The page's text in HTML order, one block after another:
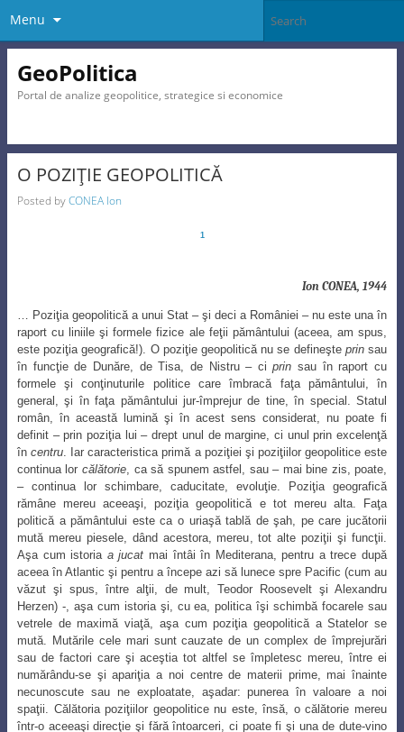
Menu
GeoPolitica
Portal de analize geopolitice, strategice si economice
O POZIŢIE GEOPOLITICĂ
Posted byCONEA Ion
1
Ion CONEA, 1944
… Poziţia geopolitică a unui Stat – şi deci a României – nu este una în
raport cu liniile şi formele fizice ale feţii pământului (aceea, am spus,
este poziţia geografică!). O poziţie geopolitică nu se defineşte prinsau
în funcţie de Dunăre, de Tisa, de Nistru – ciprin sau în raport cu
formele şi conţinuturile politice care îmbracă faţa pământului, în
general, şi în faţa pământului jur-împrejur de tine, în special. Statul
român, în această lumină şi în acest sens considerat, nu poate fi
definit – prin poziţia lui – drept unul de margine, ci unul prin excelenţă
încentru . Iar caracteristica primă a poziţiei şi poziţiilor geopolitice este
continua lor călătorie , ca să spunem astfel, sau – mai bine zis , poate,
– continua lor schimbare, caducitate, evoluţie. Poziţia geografică
rămâne mereu aceeaşi, poziţia geopolitică e tot mereu alta. Faţa
politică a pământului este ca o uriaşă tablă de şah, pe care jucătorii
mută mereu piesele, dând acestora, mereu, tot alte poziţii şi funcţii.
Aşa cum istoria a jucat mai întâi în Mediterana, pentru a trece după
aceea în Atlantic şi pentru a începe azi să lunece spre Pacific (cum au
văzut şi spus, între alţii, de mult, Teodor Roosevelt şi Alexandru
Herzen) -, aşa cum istoria şi, cu ea, politica îşi schimbă focarele sau
vetrele de maximă viaţă, aşa cum poziţia geopolitică a Statelor se
mută. Mutările cele mari sunt cauzate de un complex de împrejurări
sau de factori care şi aceştia tot altfel se împletesc mereu, între ei
numărându-se şi apariţia a noi centre de materii prime, mai înainte
necunoscute sau ne exploatate, aşadar: punerea în valoare a noi
spaţii. Călătoria poziţiilor geopolitice nu este, însă, o călătorie mereu
într-o aceeaşi direcţie şi fără întoarceri, ci poate fi şi una de dute-vino